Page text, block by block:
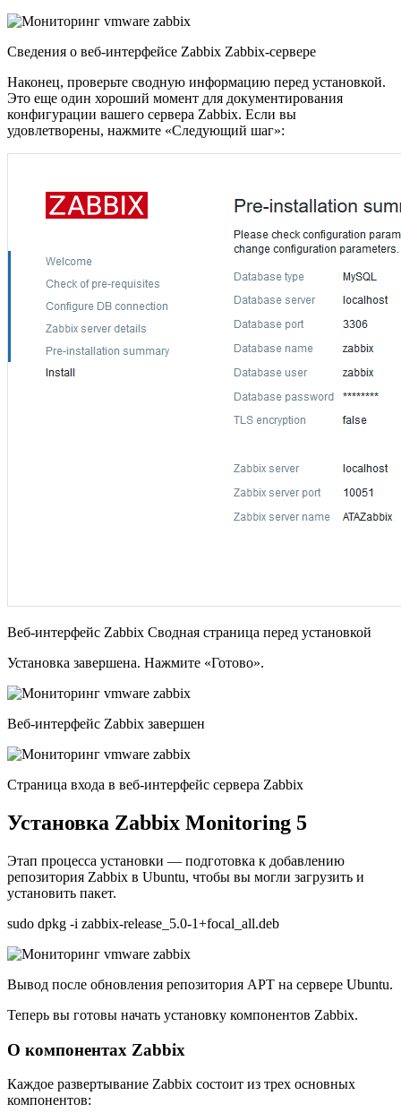
Сведения о веб-интерфейсе Zabbix Zabbix-сервере
Наконец, проверьте сводную информацию перед установкой.
Это еще один хороший момент для документирования
конфигурации вашего сервера Zabbix. Если вы
удовлетворены, нажмите «Следующий шаг»:
Веб-интерфейс Zabbix Сводная страница перед установкой
Установка завершена. Нажмите «Готово».
Веб-интерфейс Zabbix завершен
Страница входа в веб-интерфейс сервера Zabbix
Установка Zabbix Monitoring 5
Этап процесса установки — подготовка к добавлению
репозитория Zabbix в Ubuntu, чтобы вы могли загрузить и
установить пакет.
sudo dpkg -i zabbix-release_5.0-1+focal_all.deb
Вывод после обновления репозитория APT на сервере Ubuntu.
Теперь вы готовы начать установку компонентов Zabbix.
О компонентах Zabbix
Каждое развертывание Zabbix состоит из трех основных
компонентов: